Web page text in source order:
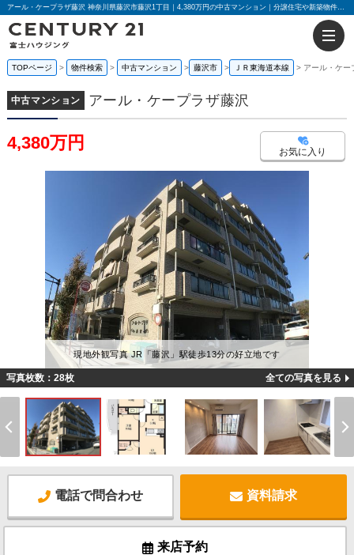
アール・ケープラザ藤沢 神奈川県藤沢市藤沢1丁目｜4,380万円の中古マンション｜分譲住宅や新築物件｜センチュリー21富士ハウジング
TOPページ 物件検索 中古マンション 藤沢市 ＪＲ東海道本線 アール・ケー
中古マンション アール・ケープラザ藤沢
4,380万円 お気に入り
現地外観写真 JR「藤沢」駅徒歩13分の好立地です
写真枚数：28枚 全ての写真を見る
電話で問合わせ 資料請求
来店予約